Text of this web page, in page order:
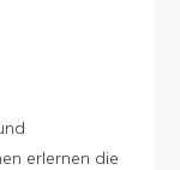
erlernen die